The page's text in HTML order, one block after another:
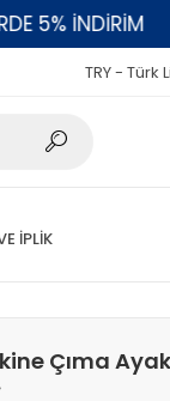
İNDİRİM
TRY - Türk
İPLİK
Çıma